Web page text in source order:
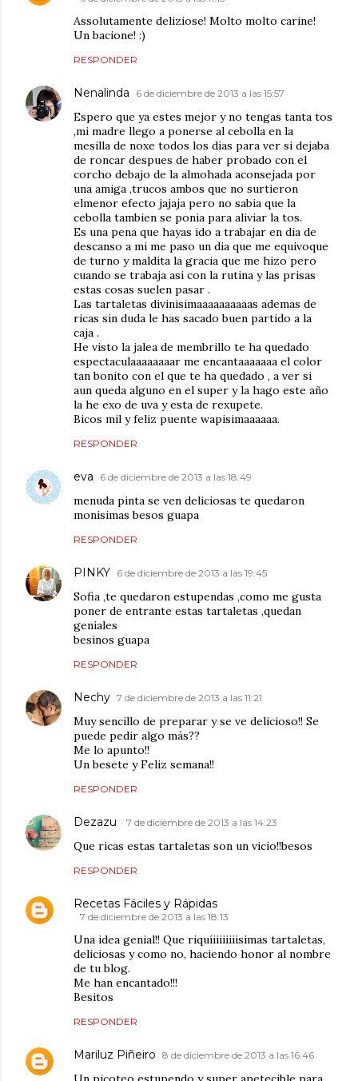
Assolutamente deliziose! Molto molto carine!
Un bacione! :)
RESPONDER
Nenalinda 6 de diciembre de 2013 a las 15:57
Espero que ya estes mejor y no tengas tanta tos
,mi madre llego a ponerse al cebolla en la
mesilla de noxe todos los dias para ver si dejaba
de roncar despues de haber probado con el
corcho debajo de la almohada aconsejada por
una amiga ,trucos ambos que no surtieron
elmenor efecto jajaja pero no sabia que la
cebolla tambien se ponia para aliviar la tos.
Es una pena que hayas ido a trabajar en dia de
descanso a mi me paso un dia que me equivoque
de turno y maldita la gracia que me hizo pero
cuando se trabaja asi con la rutina y las prisas
estas cosas suelen pasar .
Las tartaletas divinisimaaaaaaaaaas ademas de
ricas sin duda le has sacado buen partido a la
caja .
He visto la jalea de membrillo te ha quedado
espectaculaaaaaaaar me encantaaaaaaa el color
tan bonito con el que te ha quedado , a ver si
aun queda alguno en el super y la hago este año
la he exo de uva y esta de rexupete.
Bicos mil y feliz puente wapisimaaaaaa.
RESPONDER
eva 6 de diciembre de 2013 a las 18:49
menuda pinta se ven deliciosas te quedaron
monisimas besos guapa
RESPONDER
PINKY 6 de diciembre de 2013 a las 19:45
Sofia ,te quedaron estupendas ,como me gusta
poner de entrante estas tartaletas ,quedan
geniales
besinos guapa
RESPONDER
Nechy 7 de diciembre de 2013 a las 11:21
Muy sencillo de preparar y se ve delicioso!! Se
puede pedir algo más??
Me lo apunto!!
Un besete y Feliz semana!!
RESPONDER
Dezazu 7 de diciembre de 2013 a las 14:23
Que ricas estas tartaletas son un vicio!!besos
RESPONDER
Recetas Fáciles y Rápidas
7 de diciembre de 2013 a las 18:13
Una idea genial!! Que riquíiiiiiiiisimas tartaletas,
deliciosas y como no, haciendo honor al nombre
de tu blog.
Me han encantado!!!
Besitos
RESPONDER
Mariluz Piñeiro 8 de diciembre de 2013 a las 16:46